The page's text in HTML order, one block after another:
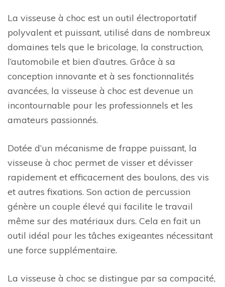
La visseuse à choc est un outil électroportatif
polyvalent et puissant, utilisé dans de nombreux
domaines tels que le bricolage, la construction,
l’automobile et bien d’autres. Grâce à sa
conception innovante et à ses fonctionnalités
avancées, la visseuse à choc est devenue un
incontournable pour les professionnels et les
amateurs passionnés.
Dotée d’un mécanisme de frappe puissant, la
visseuse à choc permet de visser et dévisser
rapidement et efficacement des boulons, des vis
et autres fixations. Son action de percussion
génère un couple élevé qui facilite le travail
même sur des matériaux durs. Cela en fait un
outil idéal pour les tâches exigeantes nécessitant
une force supplémentaire.
La visseuse à choc se distingue par sa compacité,